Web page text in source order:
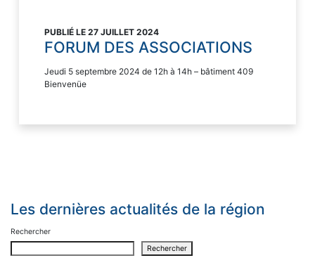
PUBLIÉ LE 27 JUILLET 2024
FORUM DES ASSOCIATIONS
Jeudi 5 septembre 2024 de 12h à 14h – bâtiment 409
Bienvenüe
Les dernières actualités de la région
Rechercher
Rechercher